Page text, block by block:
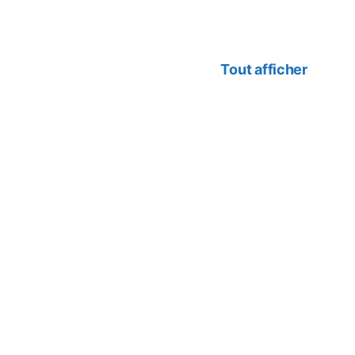
Tout afficher